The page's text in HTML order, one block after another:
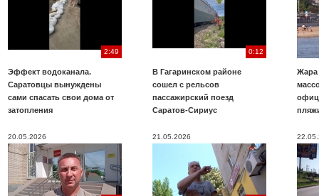
2:49
Эффект водоканала.
Саратовцы вынуждены
сами спасать свои дома от
затопления
0:12
В Гагаринском районе
сошел с рельсов
пассажирский поезд
Саратов-Сириус
Жара
20.05.2026 21.05.2026